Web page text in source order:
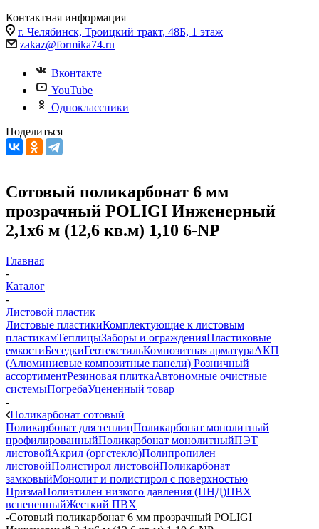
Контактная информация
г. Челябинск, Троицкий тракт, 48Б, 1 этаж
zakaz@formika74.ru
Вконтакте
YouTube
Одноклассники
Поделиться
Сотовый поликарбонат 6 мм
прозрачный POLIGI Инженерный
2,1х6 м (12,6 кв.м) 1,10 6-NP
Главная
-
Каталог
-
Листовой пластик
Листовые пластикиКомплектующие к листовым
пластикамТеплицыЗаборы и огражденияПластиковые
емкостиБеседкиГеотекстильКомпозитная арматураАКП
(Алюминиевые композитные панели) Розничный
ассортиментРезиновая плиткаАвтономные очистные
системыПогребаУцененный товар
-
Поликарбонат сотовый
Поликарбонат для теплицПоликарбонат монолитный
профилированныйПоликарбонат монолитныйПЭТ
листовойАкрил (оргстекло)Полипропилен
листовойПолистирол листовойПоликарбонат
замковыйМонолит и полистирол с поверхностью
ПризмаПолиэтилен низкого давления (ПНД)ПВХ
вспененныйЖесткий ПВХ
-Сотовый поликарбонат 6 мм прозрачный POLIGI